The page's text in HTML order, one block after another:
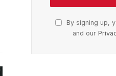
By signing up,
and our